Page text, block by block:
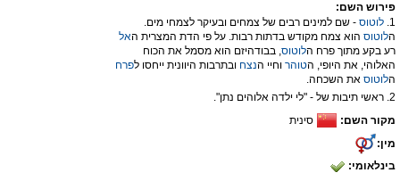
פירוש השם:
1. לוטוס - שם למינים רבים של צמחים ובעיקר לצמחי מים.
הלוטוס הוא צמח מקודש בדתות רבות. על פי הדת המצרית האל
רע בקע מתוך פרח הלוטוס, בבודהיזם הוא מסמל את הכוח
האלוהי, את היופי, הטוהר וחיי הנצח ובתרבות היוונית ייחסו לפרח
הלוטוס את השכחה.
2. ראשי תיבות של - "לי ילדה אלוהים נתן".
מקור השם:
סינית
מין:
בינלאומי: